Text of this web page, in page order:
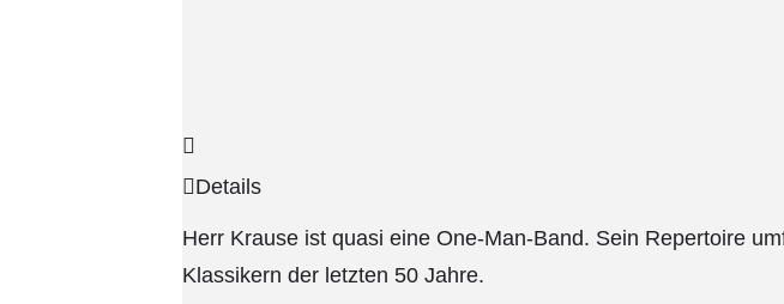
Details
Herr Krause ist quasi eine One-Man-Band. Sein Repertoire
Klassikern der letzten 50 Jahre.